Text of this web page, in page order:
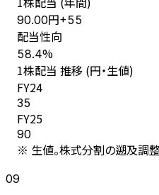
90.00円+55
配当性向
58.4%
1株配当 推移 (円・生値)
FY24
35
FY25
90
※ 生値。株式分割の遡及調
09